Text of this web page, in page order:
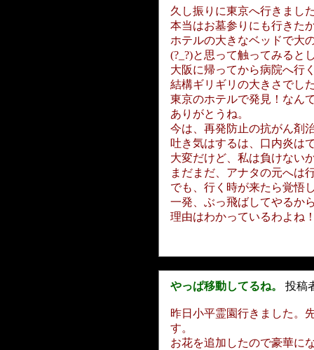
久し振りに東京へ行きまし
本当はお墓参りにも行きた
ホテルの大きなベッドで大
(?_?)と思って触ってみると
大阪に帰ってから病院へ行
結構ギリギリの大きさでし
東京のホテルで発見！なん
ありがとうね。
今は、再発防止の抗がん剤
吐き気はするは、口内炎は
大変だけど、私は負けない
まだまだ、アナタの元へは
でも、行く時が来たら覚悟
一発、ぶっ飛ばしてやるか
理由はわかっているわよね
やっぱ移動してるね。 投稿
昨日小平霊園行きました。
す。
お花を追加したので豪華に